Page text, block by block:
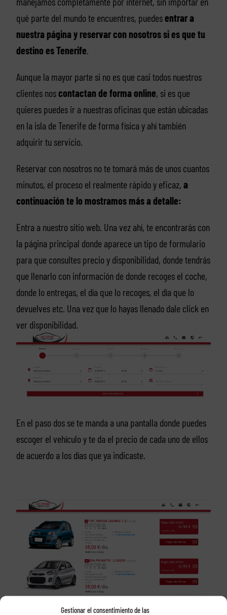
Gestionar el consentimiento de las
qué parte del mundo te encuentres, puedesentrar a
nuestra página y reservar con nosotros si es que tu
destino es Tenerife.
Aunque la mayor parte si no es que casi todos nuestros
clientes noscontactan de forma online, si es que
quieres puedes ir a nuestras oficinas que están ubicadas
en la isla de Tenerife de forma física y ahí también
adquirir tu servicio.
Reservar con nosotros no te tomará más de unos cuantos
minutos, el proceso el realmente rápido y eficaz, a
continuación te lo mostramos más a detalle:
Entra a nuestro sitio web. Una vez ahí, te encontrarás con
la página principal donde aparece un tipo de formulario
para que consultes precio y disponibilidad, donde tendrás
que llenarlo con información de donde recoges el coche,
donde lo entregas, el día que lo recoges, el día que lo
devuelves etc. Una vez que lo hayas llenado dale click en
ver disponibilidad.
En el paso dos se te manda a una pantalla donde puedes
escoger el vehículo y te da el precio de cada uno de ellos
de acuerdo a los días que ya indicaste.